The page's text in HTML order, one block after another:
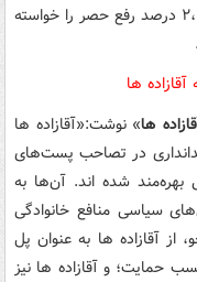
در نظرسنجی فوق، ۹،۷ درصد آزادی بیان و ۲،۳ درصد رفع حصر را خواسته
ها
ها» نوشت:«آقازاده ها
در تصاحب پست‌های
شده اند. آن‌ها به
سیاسی منافع خانوادگی
آقازاده ها به عنوان پل
حمایت؛ و آقازاده ها نیز